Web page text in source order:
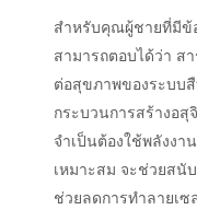
สำหรับคุณผู้ชายที่มีข้
สามารถตอบได้ว่า ส
ต่อสุขภาพของระบบ
กระบวนการสร้างอ
จำเป็นต้องใช้พลังงา
เหมาะสม จะช่วยสนั
ช่วยลดการทำลายเซ